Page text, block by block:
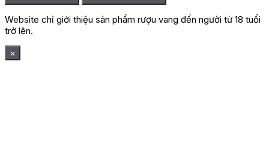
Website chỉ giới thiệu sản phẩm rượu vang đến người từ 18 tuổi
trở lên.
×